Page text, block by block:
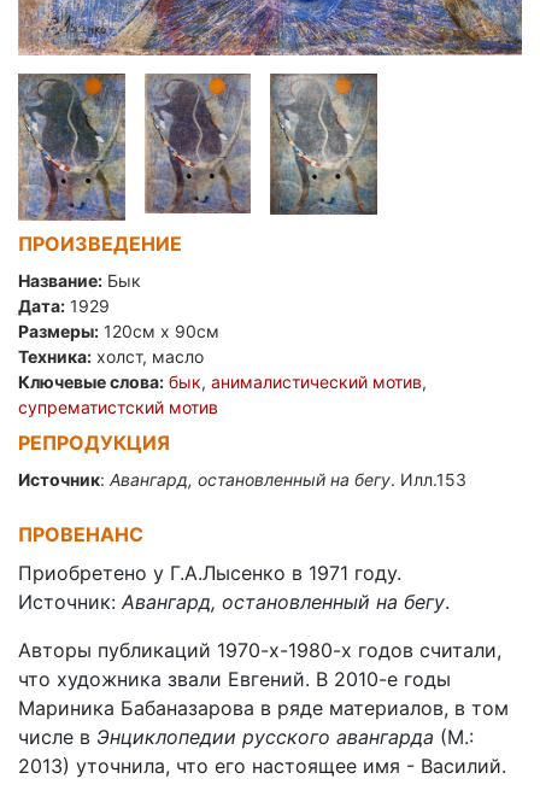
ПРОИЗВЕДЕНИЕ
Название: Бык
Дата: 1929
Размеры: 120см x 90см
Техника: холст, масло
Ключевые слова: бык, анималистический мотив,
супрематистский мотив
РЕПРОДУКЦИЯ
Источник: Авангард, остановленный на бегу. Илл.153
ПРОВЕНАНС
Приобретено у Г.А.Лысенко в 1971 году.
Источник: Авангард, остановленный на бегу.
Авторы публикаций 1970-х-1980-х годов считали,
что художника звали Евгений. В 2010-е годы
Мариника Бабаназарова в ряде материалов, в том
числе в Энциклопедии русского авангарда (М.:
2013) уточнила, что его настоящее имя - Василий.